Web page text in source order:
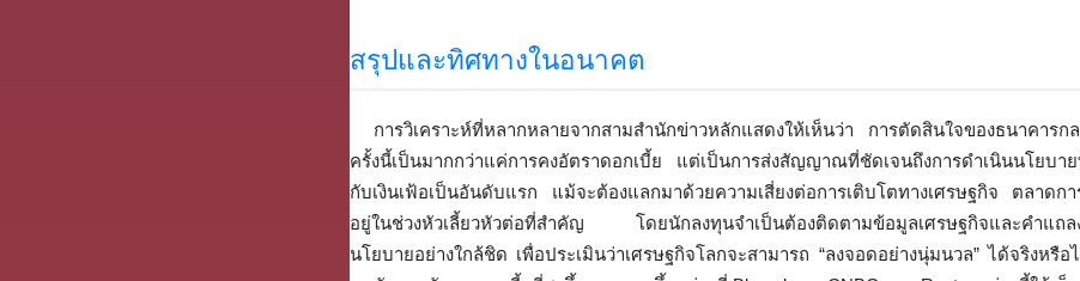
สรุปและทิศทางในอนาคต
การวิเคราะห์ที่หลากหลายจากสามสำนักข่าวหลักแสดงให้เห็นว่า การตัดสินใจของธนาคารก
ครั้งนี้เป็นมากกว่าแค่การคงอัตราดอกเบี้ย แต่เป็นการส่งสัญญาณที่ชัดเจนถึงการดำเนินนโยบา
กับเงินเฟ้อเป็นอันดับแรก แม้จะต้องแลกมาด้วยความเสี่ยงต่อการเติบโตทางเศรษฐกิจ ตลาดกา
อยู่ในช่วงหัวเลี้ยวหัวต่อที่สำคัญ โดยนักลงทุนจำเป็นต้องติดตามข้อมูลเศรษฐกิจและคำแถล
นโยบายอย่างใกล้ชิด เพื่อประเมินว่าเศรษฐกิจโลกจะสามารถ “ลงจอดอย่างนุ่มนวล” ได้จริงหรือ